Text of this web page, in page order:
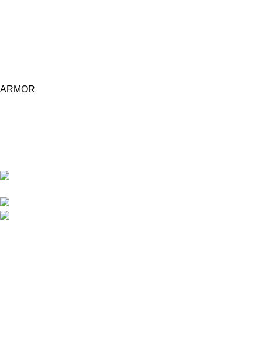
ARMOR